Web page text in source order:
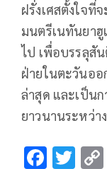
ฝรั่งเศสตั้งใจที่
มนตรีเนทันยา
ไป เพื่อบรรลุสั
ฝ่ายในตะวันออ
ล่าสุด และเป็น
ยาวนานระหว่า
F T